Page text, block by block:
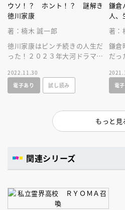
ウソ！？ ホント！？ 謎解き
徳川家康
著：楠木 誠一郎
徳川家康はピンチ続きの人生だ
った！２０２３年大河ドラマ
幸で狡猾な家康の一生を謎解き
形式で読める！
2022.11.30
電子あり
試し読み
鎌倉
人、
著：
鎌倉
だ
で繰
が
電
もっと見
関連シリーズ